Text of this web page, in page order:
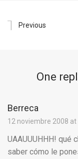
Previous
One
Berreca
12 noviembre 2008 at
UAAUUUHHH! qué
saber cómo le